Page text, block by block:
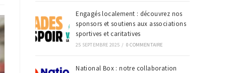
Engagés localement : découvrez nos
sponsors et soutiens aux associations
sportives et caritatives
25 SEPTEMBRE 2025 / 0 COMMENTAIRE
National Box : notre collaboration